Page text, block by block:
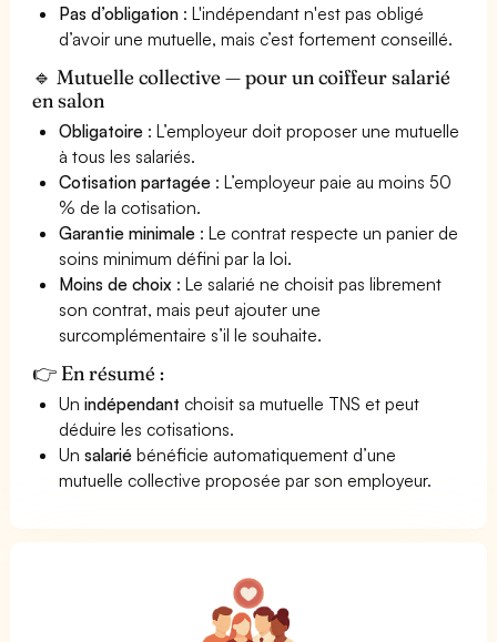
Pas d’obligation : L'indépendant n'est pas obligé
d’avoir une mutuelle, mais c’est fortement conseillé.
🔹 Mutuelle collective — pour un coiffeur salarié
en salon
Obligatoire : L’employeur doit proposer une mutuelle
à tous les salariés.
Cotisation partagée : L’employeur paie au moins 50
% de la cotisation.
Garantie minimale : Le contrat respecte un panier de
soins minimum défini par la loi.
Moins de choix : Le salarié ne choisit pas librement
son contrat, mais peut ajouter une
surcomplémentaire s’il le souhaite.
👉 En résumé :
Unindépendant choisit sa mutuelle TNS et peut
déduire les cotisations.
Unsalarié bénéficie automatiquement d’une
mutuelle collective proposée par son employeur.